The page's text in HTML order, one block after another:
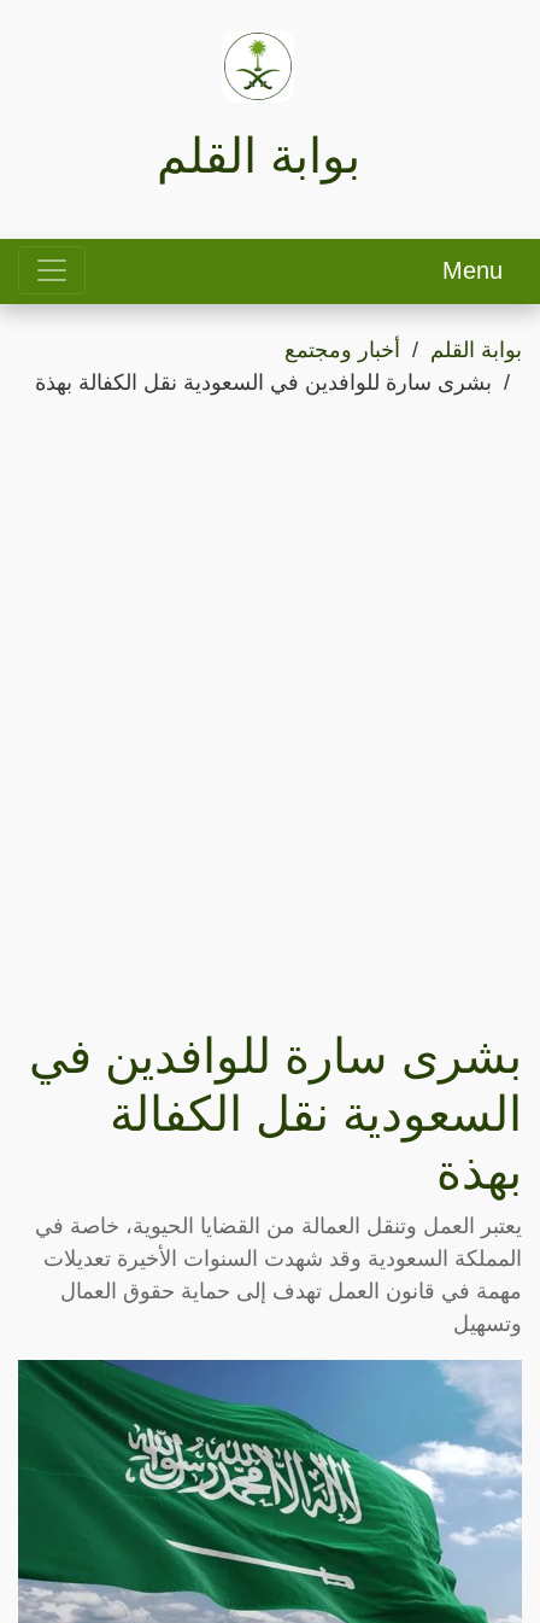
بوابة القلم
Menu
بوابة القلم
أخبار ومجتمع
بشرى سارة للوافدين في السعودية نقل الكفالة بهذة
بشرى سارة للوافدين في
السعودية نقل الكفالة
بهذة
يعتبر العمل وتنقل العمالة من القضايا الحيوية، خاصة في
المملكة السعودية وقد شهدت السنوات الأخيرة تعديلات
مهمة في قانون العمل تهدف إلى حماية حقوق العمال
وتسهيل